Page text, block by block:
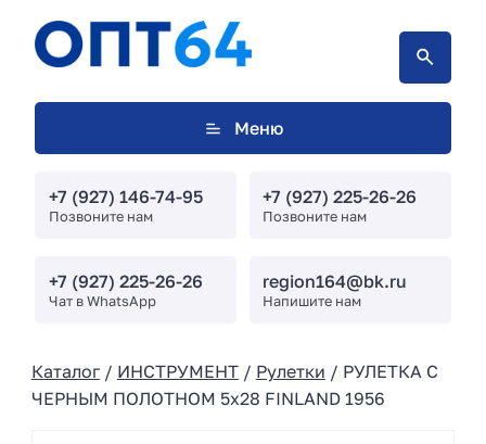
Меню
+7 (927) 146-74-95
Позвоните нам
+7 (927) 225-26-26
Позвоните нам
+7 (927) 225-26-26
Чат в WhatsApp
region164@bk.ru
Напишите нам
Каталог/ ИНСТРУМЕНТ/ Рулетки / РУЛЕТКА С
ЧЕРНЫМ ПОЛОТНОМ 5х28 FINLAND 1956